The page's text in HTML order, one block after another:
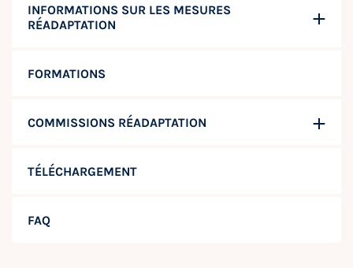
INFORMATIONS SUR LES MESURES
RÉADAPTATION
FORMATIONS
COMMISSIONS RÉADAPTATION
TÉLÉCHARGEMENT
FAQ